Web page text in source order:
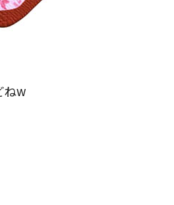
ねw